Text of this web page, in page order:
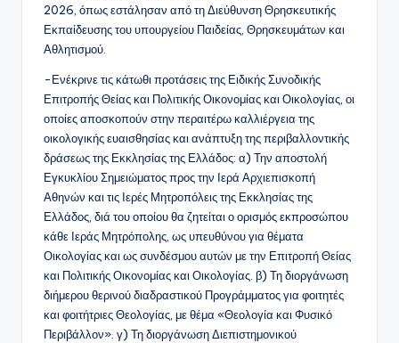
2026, όπως εστάλησαν από τη Διεύθυνση Θρησκευτικής
Εκπαίδευσης του υπουργείου Παιδείας, Θρησκευμάτων και
Αθλητισμού.
-Ενέκρινε τις κάτωθι προτάσεις της Ειδικής Συνοδικής
Επιτροπής Θείας και Πολιτικής Οικονομίας και Οικολογίας, οι
οποίες αποσκοπούν στην περαιτέρω καλλιέργεια της
οικολογικής ευαισθησίας και ανάπτυξη της περιβαλλοντικής
δράσεως της Εκκλησίας της Ελλάδος: α) Την αποστολή
Εγκυκλίου Σημειώματος προς την Ιερά Αρχιεπισκοπή
Αθηνών και τις Ιερές Μητροπόλεις της Εκκλησίας της
Ελλάδος, διά του οποίου θα ζητείται ο ορισμός εκπροσώπου
κάθε Ιεράς Μητρόπολης, ως υπευθύνου για θέματα
Οικολογίας και ως συνδέσμου αυτών με την Επιτροπή Θείας
και Πολιτικής Οικονομίας και Οικολογίας. β) Τη διοργάνωση
διήμερου θερινού διαδραστικού Προγράμματος για φοιτητές
και φοιτήτριες Θεολογίας, με θέμα «Θεολογία και Φυσικό
Περιβάλλον». γ) Τη διοργάνωση Διεπιστημονικού